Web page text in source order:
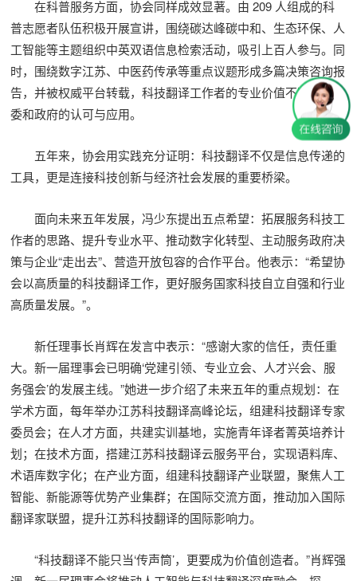
在科普服务方面，协会同样成效显著。由 209 人组成的科
普志愿者队伍积极开展宣讲，围绕碳达峰碳中和、生态环保、人
工智能等主题组织中英双语信息检索活动，吸引上百人参与。同
时，围绕数字江苏、中医药传承等重点议题形成多篇决策咨询报
告，并被权威平台转载，科技翻译工作者的专业价值不断得到党
委和政府的认可与应用。
五年来，协会用实践充分证明：科技翻译不仅是信息传递的
工具，更是连接科技创新与经济社会发展的重要桥梁。
面向未来五年发展，冯少东提出五点希望：拓展服务科技工
作者的思路、提升专业水平、推动数字化转型、主动服务政府决
策与企业“走出去”、营造开放包容的合作平台。他表示：“希望协
会以高质量的科技翻译工作，更好服务国家科技自立自强和行业
高质量发展。”。
新任理事长肖辉在发言中表示：“感谢大家的信任，责任重
大。新一届理事会已明确‘党建引领、专业立会、人才兴会、服
务强会’的发展主线。”她进一步介绍了未来五年的重点规划：在
学术方面，每年举办江苏科技翻译高峰论坛，组建科技翻译专家
委员会；在人才方面，共建实训基地，实施青年译者菁英培养计
划；在技术方面，搭建江苏科技翻译云服务平台，实现语料库、
术语库数字化；在产业方面，组建科技翻译产业联盟，聚焦人工
智能、新能源等优势产业集群；在国际交流方面，推动加入国际
翻译家联盟，提升江苏科技翻译的国际影响力。
“科技翻译不能只当‘传声筒’，更要成为价值创造者。”肖辉强